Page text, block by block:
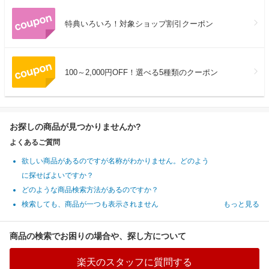
特典いろいろ！対象ショップ割引クーポン
100～2,000円OFF！選べる5種類のクーポン
お探しの商品が見つかりませんか?
よくあるご質問
欲しい商品があるのですが名称がわかりません。どのよう
に探せばよいですか？
どのような商品検索方法があるのですか？
検索しても、商品が一つも表示されません
もっと見る
商品の検索でお困りの場合や、探し方について
楽天のスタッフに質問する